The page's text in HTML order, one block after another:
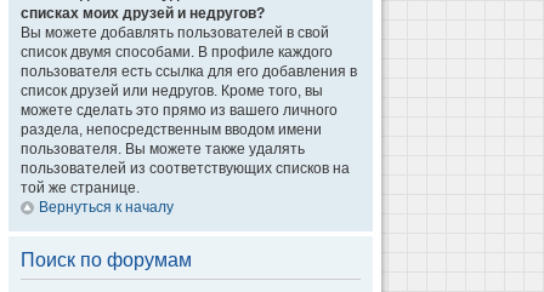
списках моих друзей и недругов?
Вы можете добавлять пользователей в свой
список двумя способами. В профиле каждого
пользователя есть ссылка для его добавления в
список друзей или недругов. Кроме того, вы
можете сделать это прямо из вашего личного
раздела, непосредственным вводом имени
пользователя. Вы можете также удалять
пользователей из соответствующих списков на
той же странице.
Вернуться к началу
Поиск по форумам